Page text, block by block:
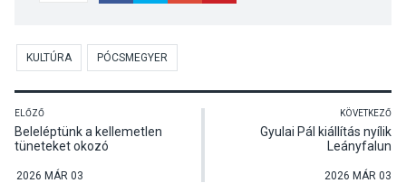
KULTÚRA PÓCSMEGYER
ELŐZŐ
Beleléptünk a kellemetlen
tüneteket okozó
2026 MÁR 03
KÖVETKEZŐ
Gyulai Pál kiállítás nyílik
Leányfalun
2026 MÁR 03